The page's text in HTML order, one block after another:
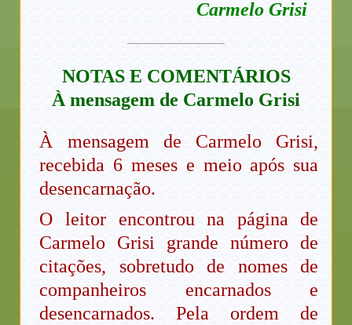
Carmelo Grisi
NOTAS E COMENTÁRIOS
À mensagem de Carmelo Grisi
À mensagem de Carmelo Grisi,
recebida 6 meses e meio após sua
desencarnação.
O leitor encontrou na página de
Carmelo Grisi grande número de
citações, sobretudo de nomes de
companheiros encarnados e
desencarnados. Pela ordem de